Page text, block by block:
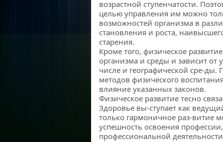
возрастной ступенчатости.
целью управления им можно
возможностей организма в
становления и роста,
старения.
Кроме того, физическое
организма и среды и зависит от
числе и географической сре-ды.
методов физического
влияние указанных законов.
Физическое развитие тесно
Здоровье вы-ступает как
только гармоничное раз-витие
успешность освоения
профессиональной